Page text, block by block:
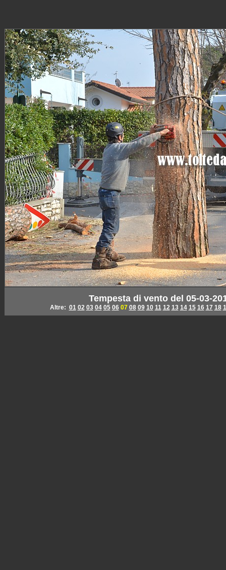
Tempesta di vento del 05-03-
Altre: 01 02 03 04 05 06 07 08 09 10 11 12 13 14 15 16 17 18